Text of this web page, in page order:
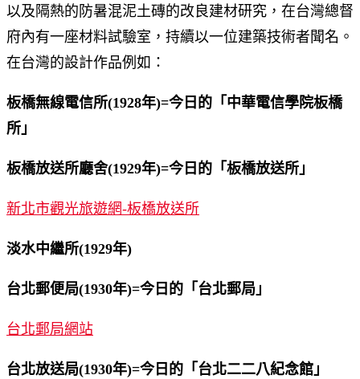
以及隔熱的防暑混泥土磚的改良建材研究，在台灣總督
府內有一座材料試驗室，持續以一位建築技術者聞名。
在台灣的設計作品例如：
板橋無線電信所(1928年)=今日的「中華電信學院板橋
所」
板橋放送所廳舍(1929年)=今日的「板橋放送所」
新北市觀光旅遊網-板橋放送所
淡水中繼所(1929年)
台北郵便局(1930年)=今日的「台北郵局」
台北郵局網站
台北放送局(1930年)=今日的「台北二二八紀念館」